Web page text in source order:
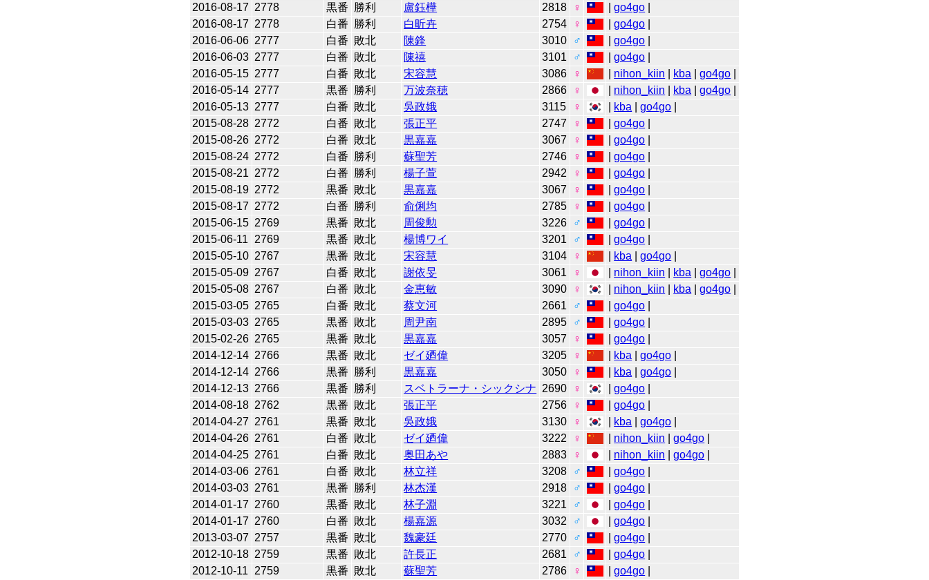
2016-08-17 2778 黒番 勝利 盧鈺樺 2818 ♀ |go4go
2016-08-17 2778 白番 勝利 白昕卉 2754 ♀ |go4go
2016-06-06 2777 白番 敗北 陳鋒 3010 ♂ |go4go
2016-06-03 2777 白番 敗北 陳禧 3101 ♂ |go4go
2016-05-15 2777 白番 敗北 宋容慧 3086 ♀ nihon_kiin kba |go4go
2016-05-14 2777 黒番 勝利 万波奈穂 2866 ♀ nihon_kiin kba |go4go
2016-05-13 2777 白番 敗北 吳政娥 3115 ♀ kba |go4go
2015-08-28 2772 白番 敗北 張正平 2747 ♀ |go4go
2015-08-26 2772 白番 敗北 黒嘉嘉 3067 ♀ |go4go
2015-08-24 2772 白番 勝利 蘇聖芳 2746 ♀ |go4go
2015-08-21 2772 白番 勝利 楊子萱 2942 ♀ |go4go
2015-08-19 2772 黒番 敗北 黒嘉嘉 3067 ♀ |go4go
2015-08-17 2772 白番 勝利 俞俐均 2785 ♀ |go4go
2015-06-15 2769 黒番 敗北 周俊勲 3226 ♂ |go4go
2015-06-11
2769 黒番 敗北 楊博ワイ 3201 ♂ |go4go
2015-05-10 2767 黒番 敗北 宋容慧 3104 ♀ kba |go4go
2015-05-09 2767 白番 敗北 謝依旻 3061 ♀ nihon_kiin kba |go4go
2015-05-08 2767 白番 敗北 金恵敏 3090 ♀ nihon_kiin kba |go4go
2015-03-05 2765 白番 敗北 蔡文河 2661 ♂ |go4go
2015-03-03 2765 黒番 敗北 周尹南 2895 ♂ |go4go
2015-02-26 2765 黒番 敗北 黒嘉嘉 3057 ♀ |go4go
2014-12-14 2766 黒番 敗北 ゼイ廼偉 3205 ♀ kba |go4go
2014-12-14 2766 黒番 勝利 黒嘉嘉 3050 ♀ kba |go4go
2014-12-13 2766 黒番 勝利 スベトラーナ・シックシナ 2690 ♀ |go4go
2014-08-18 2762 黒番 敗北 張正平 2756 ♀ |go4go
2014-04-27 2761 黒番 敗北 吳政娥 3130 ♀ kba |go4go
2014-04-26 2761 白番 敗北 ゼイ廼偉 3222 ♀ nihon_kiin |go4go
2014-04-25 2761 白番 敗北 奥田あや 2883 ♀ nihon_kiin |go4go
2014-03-06 2761 白番 敗北 林立祥 3208 ♂ |go4go
2014-03-03 2761 黒番 勝利 林杰漢 2918 ♂ |go4go
2014-01-17 2760 黒番 敗北 林子淵 3221 ♂ |go4go
2014-01-17 2760 白番 敗北 楊嘉源 3032 ♂ |go4go
2013-03-07 2757 黒番 敗北 魏豪廷 2770 ♂ |go4go
2012-10-18 2759 黒番 敗北 許長正 2681 ♂ |go4go
2012-10-11
2759 黒番 敗北 蘇聖芳 2786 ♀ |go4go